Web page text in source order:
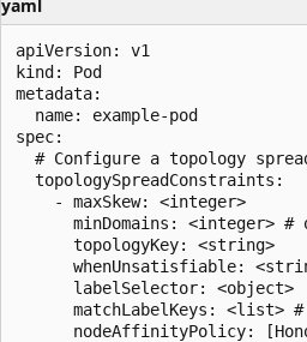
yaml
apiVersion: v1
kind: Pod
metadata:
  name: example-pod
spec:
# Configure a topology
  topologySpreadConstraints:
    - maxSkew: <integer>
minDomains: <integer> #
      topologyKey: <string>
whenUnsatisfiable:
      labelSelector: <object>
matchLabelKeys: <list> #
nodeAffinityPolicy: